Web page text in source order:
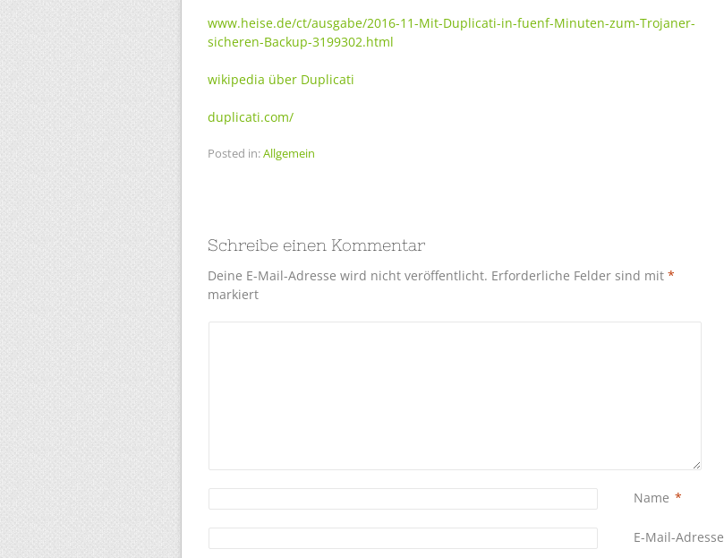
www.heise.de/ct/ausgabe/2016-11-Mit-Duplicati-in-fuenf-Minuten-zum-Trojaner-
sicheren-Backup-3199302.html
wikipedia über Duplicati
duplicati.com/
Posted in:Allgemein
Schreibe einen Kommentar
Deine E-Mail-Adresse wird nicht veröffentlicht. Erforderliche Felder sind mit *
markiert
Name *
E-Mail-Adresse